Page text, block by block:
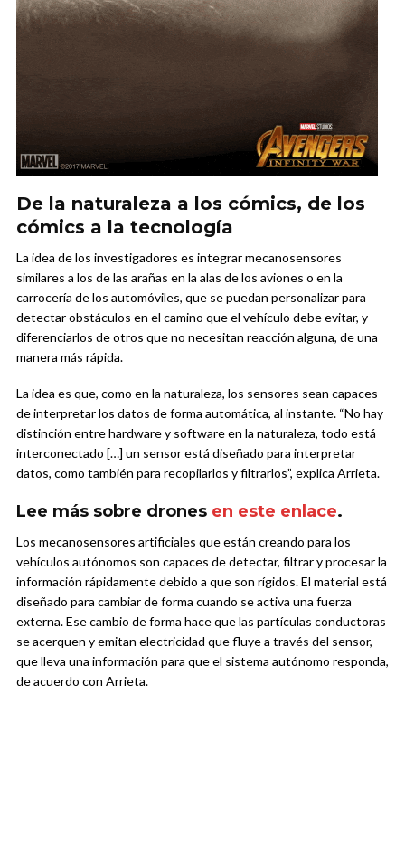
De la naturaleza a los cómics, de los
cómics a la tecnología
La idea de los investigadores es integrar mecanosensores
similares a los de las arañas en la alas de los aviones o en la
carrocería de los automóviles, que se puedan personalizar para
detectar obstáculos en el camino que el vehículo debe evitar, y
diferenciarlos de otros que no necesitan reacción alguna, de una
manera más rápida.
La idea es que, como en la naturaleza, los sensores sean capaces
de interpretar los datos de forma automática, al instante. “No hay
distinción entre hardware y software en la naturaleza, todo está
interconectado […] un sensor está diseñado para interpretar
datos, como también para recopilarlos y filtrarlos”, explica Arrieta.
Lee más sobre drones en este enlace.
Los mecanosensores artificiales que están creando para los
vehículos autónomos son capaces de detectar, filtrar y procesar la
información rápidamente debido a que son rígidos. El material está
diseñado para cambiar de forma cuando se activa una fuerza
externa. Ese cambio de forma hace que las partículas conductoras
se acerquen y emitan electricidad que fluye a través del sensor,
que lleva una información para que el sistema autónomo responda,
de acuerdo con Arrieta.